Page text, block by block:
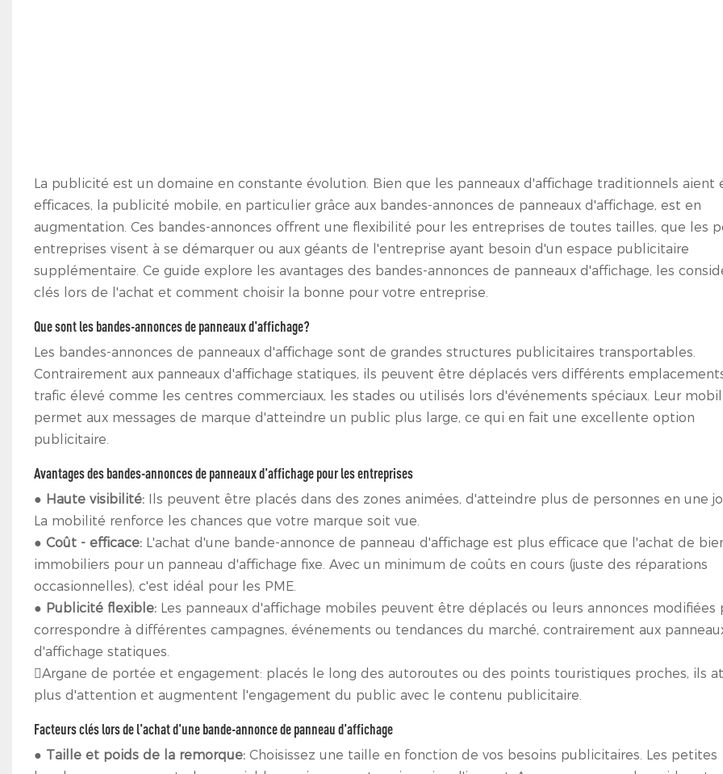
La publicité est un domaine en constante évolution. Bien que les panneaux d'affichage traditionnels aient
efficaces, la publicité mobile, en particulier grâce aux bandes-annonces de panneaux d'affichage, est en
augmentation. Ces bandes-annonces offrent une flexibilité pour les entreprises de toutes tailles, que les
entreprises visent à se démarquer ou aux géants de l'entreprise ayant besoin d'un espace publicitaire
supplémentaire. Ce guide explore les avantages des bandes-annonces de panneaux d'affichage, les
clés lors de l'achat et comment choisir la bonne pour votre entreprise.
Que sont les bandes-annonces de panneaux d'affichage?
Les bandes-annonces de panneaux d'affichage sont de grandes structures publicitaires transportables.
Contrairement aux panneaux d'affichage statiques, ils peuvent être déplacés vers différents
trafic élevé comme les centres commerciaux, les stades ou utilisés lors d'événements spéciaux. Leur
permet aux messages de marque d'atteindre un public plus large, ce qui en fait une excellente option
publicitaire.
Avantages des bandes-annonces de panneaux d'affichage pour les entreprises
● Haute visibilité: Ils peuvent être placés dans des zones animées, d'atteindre plus de personnes en une
La mobilité renforce les chances que votre marque soit vue.
● Coût - efficace: L'achat d'une bande-annonce de panneau d'affichage est plus efficace que l'achat de
immobiliers pour un panneau d'affichage fixe. Avec un minimum de coûts en cours (juste des réparations
occasionnelles), c'est idéal pour les PME.
● Publicité flexible: Les panneaux d'affichage mobiles peuvent être déplacés ou leurs annonces modifiées
correspondre à différentes campagnes, événements ou tendances du marché, contrairement aux
d'affichage statiques.
Argane de portée et engagement: placés le long des autoroutes ou des points touristiques proches, ils
plus d'attention et augmentent l'engagement du public avec le contenu publicitaire.
Facteurs clés lors de l'achat d'une bande-annonce de panneau d'affichage
● Taille et poids de la remorque: Choisissez une taille en fonction de vos besoins publicitaires. Les petites